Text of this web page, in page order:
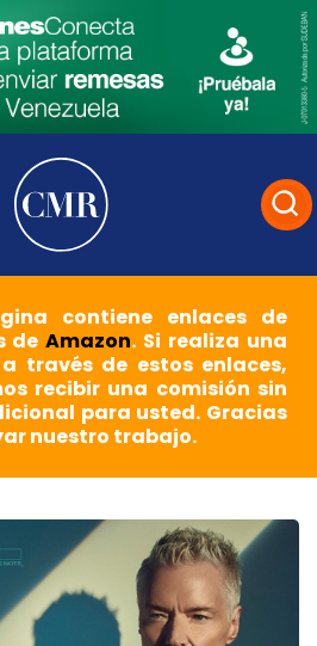
contiene enlaces de
deAmazon. Si realiza una
través de estos enlaces,
recibir una comisión sin
para usted. Gracias
nuestro trabajo.